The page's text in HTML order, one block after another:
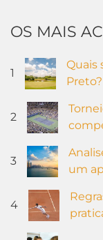
OS MAIS
1
Quais
Preto?
2
3
um
4